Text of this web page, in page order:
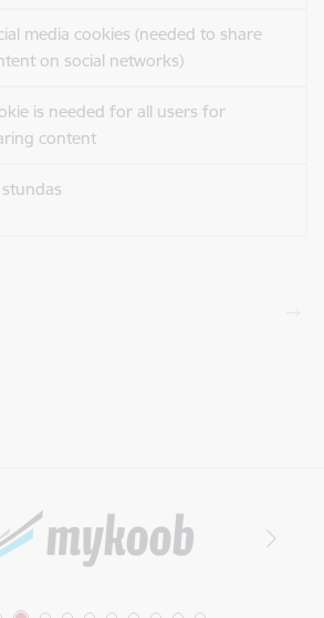
media cookies (needed to share
on social networks)
is needed for all users for
content